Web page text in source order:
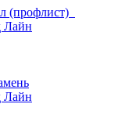
(профлист)
Лайн
Лайн